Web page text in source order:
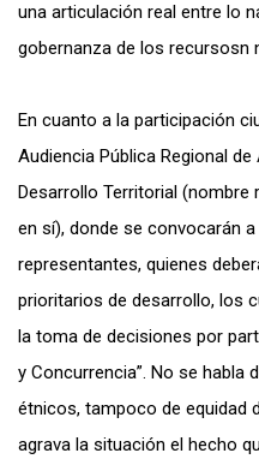
una articulación real entre lo
gobernanza de los recursosn
En cuanto a la participación
Audiencia Pública Regional
Desarrollo Territorial (nombre
en sí), donde se convocarán
representantes, quienes
prioritarios de desarrollo, los
la toma de decisiones por
y Concurrencia”. No se habla
étnicos, tampoco de equidad
agrava la situación el hecho